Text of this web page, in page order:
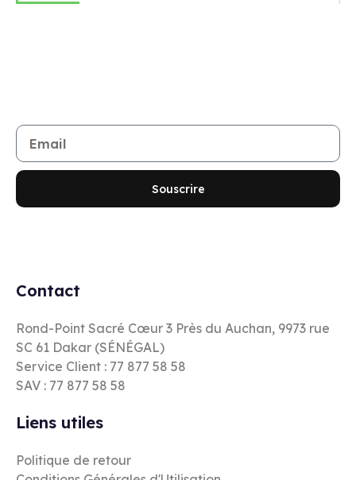
Souscrire
Contact
Rond-Point Sacré Cœur 3 Près du Auchan, 9973 rue
SC 61 Dakar (SÉNÉGAL)
Service Client : 77 877 58 58
SAV : 77 877 58 58
Liens utiles
Politique de retour